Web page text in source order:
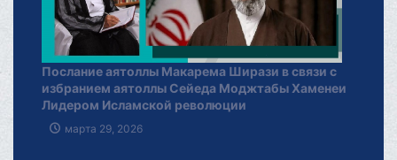
Послание аятоллы Макарема Ширази в связи с
избранием аятоллы Сейеда Моджтабы Хаменеи
Лидером Исламской революции
марта 29, 2026